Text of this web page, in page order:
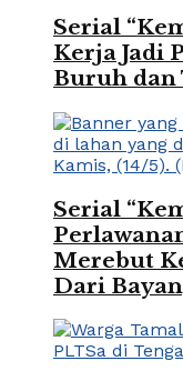
Serial
Kerja Jadi
Buruh
Serial
Merebut
Dari